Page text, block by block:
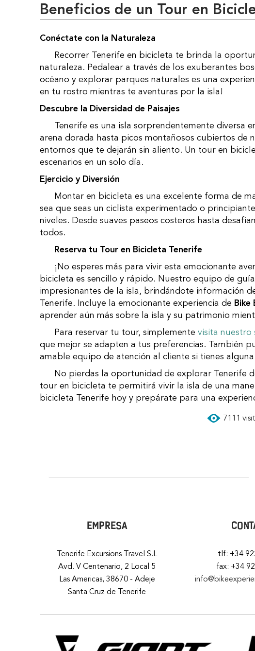
Beneficios de un Tour en
Conéctate con la Naturaleza
Recorrer Tenerife en bicicleta te brinda la oportunidad de conectarte íntimamente con la
naturaleza. Pedalear a través de los exuberantes
océano y explorar parques naturales es una
en tu rostro mientras te aventuras por la isla!
Descubre la Diversidad de Paisajes
Tenerife es una isla sorprendentemente diversa en términos de paisajes. Desde playas de
arena dorada hasta picos montañosos cubiertos de
entornos que te dejarán sin aliento. Un tour en
escenarios en un solo día.
Ejercicio y Diversión
Montar en bicicleta es una excelente forma de mantenerse activo mientras te diviertes. Ya
sea que seas un ciclista experimentado o
niveles. Desde suaves paseos costeros hasta
todos.
Reserva tu Tour en Bicicleta Tenerife
¡No esperes más para vivir esta emocionante aventura en Tenerife! Reservar tu tour en
bicicleta es sencillo y rápido. Nuestro equipo de
impresionantes de la isla, brindándote información
Tenerife. Incluye la emocionante experiencia de Bike
aprender aún más sobre la isla y su patrimonio
Para reservar tu tour, simplemente visita nuestro
que mejor se adapten a tus preferencias. También
amable equipo de atención al cliente si tienes
No pierdas la oportunidad de explorar Tenerife de una manera única y emocionante. Un
tour en bicicleta te permitirá vivir la isla de una
bicicleta Tenerife hoy y prepárate para una
7111
EMPRESA
Tenerife Excursions Travel S.L
Avd. V Centenario, 2 Local 5
Las Americas, 38670 - Adeje
Santa Cruz de Tenerife
tlf: +34
fax: +34